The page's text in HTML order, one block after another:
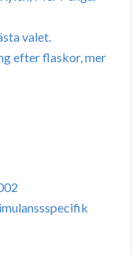
valet.
efter flaskor, mer